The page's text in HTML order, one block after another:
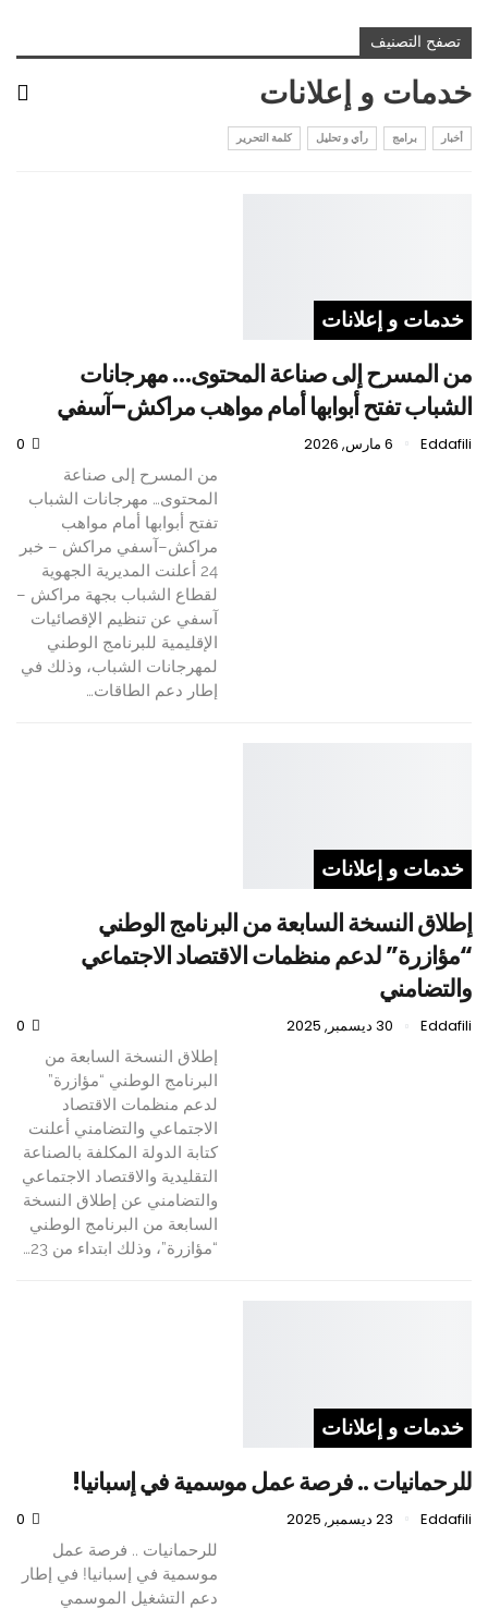
تصفح التصنيف
خدمات و إعلانات
أخبار برامج رأي و تحليل كلمة التحرير
خدمات و إعلانات
من المسرح إلى صناعة المحتوى… مهرجانات
الشباب تفتح أبوابها أمام مواهب مراكش–آسفي
Eddafili 6 مارس, 2026
من المسرح إلى صناعة
المحتوى… مهرجانات الشباب
تفتح أبوابها أمام مواهب
مراكش–آسفي مراكش – خبر
24 أعلنت المديرية الجهوية
لقطاع الشباب بجهة مراكش –
آسفي عن تنظيم الإقصائيات
الإقليمية للبرنامج الوطني
لمهرجانات الشباب، وذلك في
إطار دعم الطاقات…
خدمات و إعلانات
إطلاق النسخة السابعة من البرنامج الوطني
“مؤازرة” لدعم منظمات الاقتصاد الاجتماعي
والتضامني
Eddafili 30 ديسمبر, 2025
إطلاق النسخة السابعة من
البرنامج الوطني “مؤازرة”
لدعم منظمات الاقتصاد
الاجتماعي والتضامني أعلنت
كتابة الدولة المكلفة بالصناعة
التقليدية والاقتصاد الاجتماعي
والتضامني عن إطلاق النسخة
السابعة من البرنامج الوطني
“مؤازرة”، وذلك ابتداء من 23…
خدمات و إعلانات
للرحمانيات .. فرصة عمل موسمية في إسبانيا!
Eddafili 23 ديسمبر, 2025
للرحمانيات .. فرصة عمل
موسمية في إسبانيا! في إطار
دعم التشغيل الموسمي